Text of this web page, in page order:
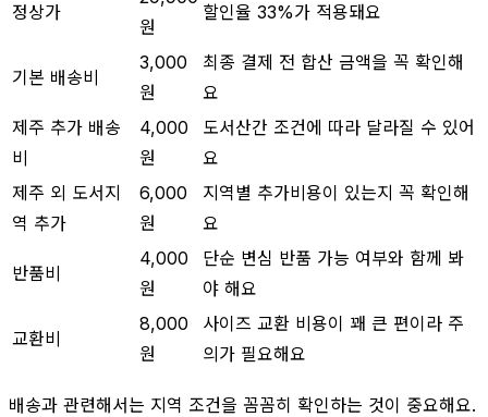
정상가
원
할인율 33%가 적용돼요
기본 배송비
3,000
원
최종 결제 전 합산 금액을 꼭 확인해
요
제주 추가 배송
비
4,000
원
도서산간 조건에 따라 달라질 수 있어
요
제주 외 도서지
역 추가
6,000
원
지역별 추가비용이 있는지 꼭 확인해
요
반품비
4,000
원
단순 변심 반품 가능 여부와 함께 봐
야 해요
교환비
8,000
원
사이즈 교환 비용이 꽤 큰 편이라 주
의가 필요해요
배송과 관련해서는 지역 조건을 꼼꼼히 확인하는 것이 중요해요.